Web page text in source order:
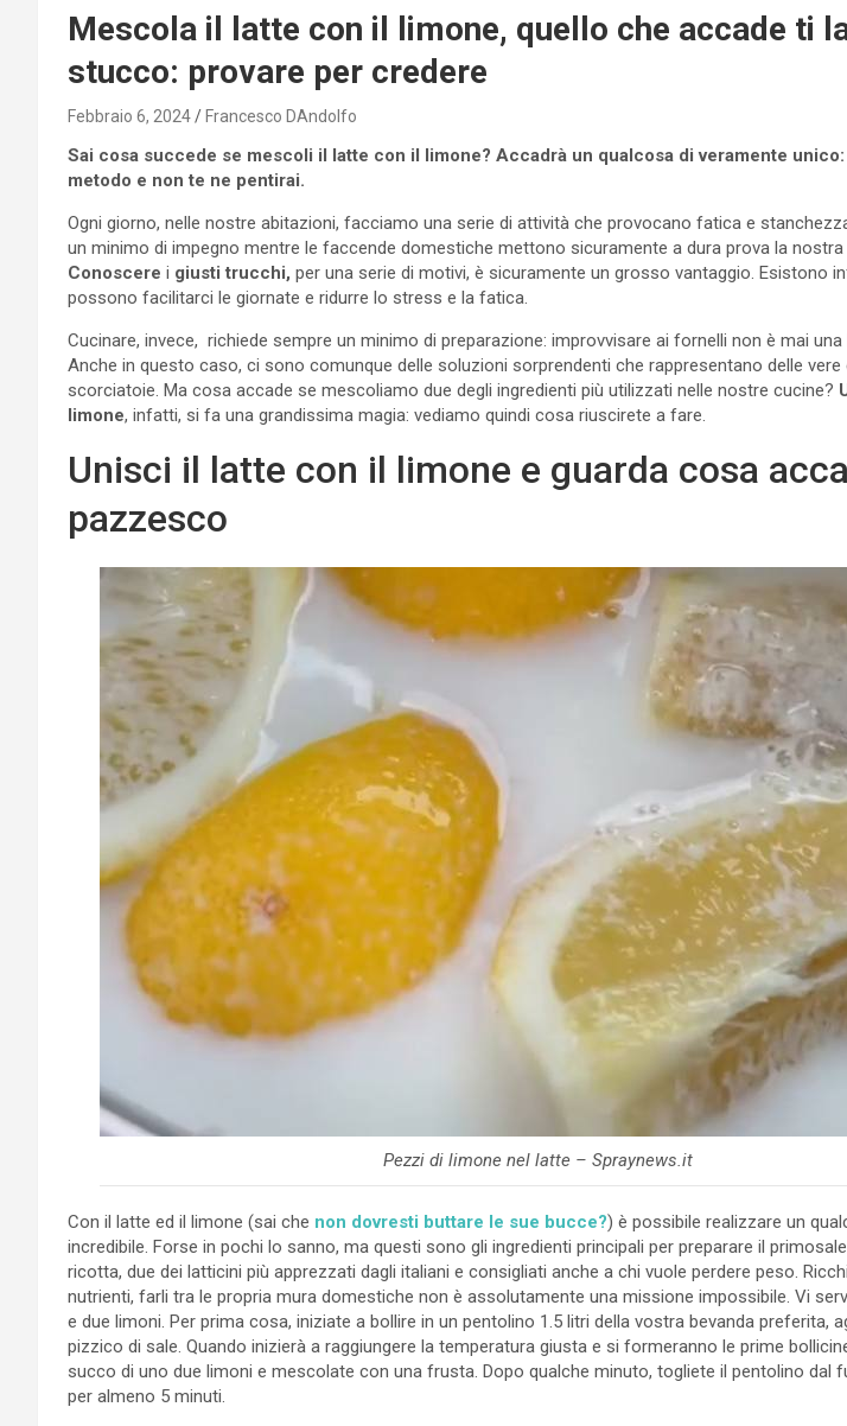
Mescola il latte con il limone, quello che accade ti
stucco: provare per credere
Febbraio 6, 2024 Francesco DAndolfo
Sai cosa succede se mescoli il latte con il limone? Accadrà un qualcosa di veramente
metodo e non te ne pentirai.
Ogni giorno, nelle nostre abitazioni, facciamo una serie di attività che provocano fatica e
un minimo di impegno mentre le faccende domestiche mettono sicuramente a dura prova la nostra
Conoscere i giusti trucchi, per una serie di motivi, è sicuramente un grosso vantaggio. Esistono
possono facilitarci le giornate e ridurre lo stress e la fatica.
Cucinare, invece, richiede sempre un minimo di preparazione: improvvisare ai fornelli non è mai una
Anche in questo caso, ci sono comunque delle soluzioni sorprendenti che rappresentano delle vere
scorciatoie. Ma cosa accade se mescoliamo due degli ingredienti più utilizzati nelle nostre cucine?
limone, infatti, si fa una grandissima magia: vediamo quindi cosa riuscirete a fare.
Unisci il latte con il limone e guarda cosa
pazzesco
Pezzi di limone nel latte – Spraynews.it
Con il latte ed il limone (sai che non dovresti buttare le sue bucce?) è possibile realizzare un
incredibile. Forse in pochi lo sanno, ma questi sono gli ingredienti principali per preparare il
ricotta, due dei latticini più apprezzati dagli italiani e consigliati anche a chi vuole perdere peso.
nutrienti, farli tra le propria mura domestiche non è assolutamente una missione impossibile. Vi
e due limoni. Per prima cosa, iniziate a bollire in un pentolino 1.5 litri della vostra bevanda preferita,
pizzico di sale. Quando inizierà a raggiungere la temperatura giusta e si formeranno le prime
succo di uno due limoni e mescolate con una frusta. Dopo qualche minuto, togliete il pentolino dal
per almeno 5 minuti.